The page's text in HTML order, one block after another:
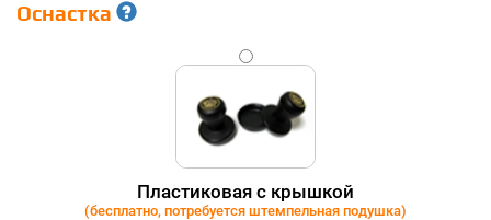
Оснастка
Пластиковая с крышкой
(бесплатно, потребуется штемпельная подушка)